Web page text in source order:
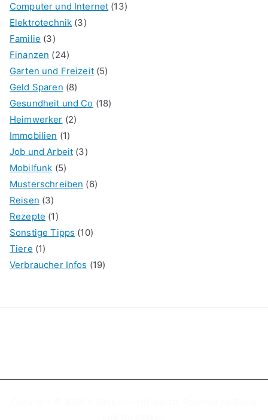
Computer und Internet (13)
Elektrotechnik (3)
Familie (3)
Finanzen (24)
Garten und Freizeit(5)
Geld Sparen (8)
Gesundheit und Co (18)
Heimwerker (2)
Immobilien (1)
Job und Arbeit (3)
Mobilfunk (5)
Musterschreiben (6)
Reisen (3)
Rezepte (1)
Sonstige Tipps (10)
Tiere (1)
Verbraucher Infos (19)